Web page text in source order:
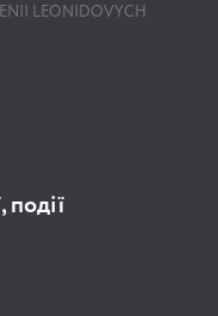
LEONIDOVYCH
події